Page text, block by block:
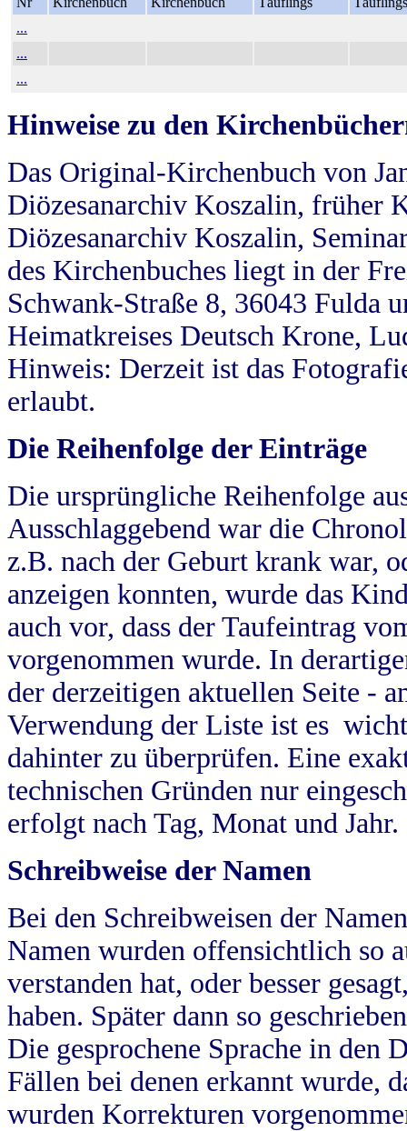
...
...
...
Hinweise zu den
Das Original-Kirchenbuch von
Diözesanarchiv Koszalin, früher
Diözesanarchiv Koszalin,
des Kirchenbuches liegt in der
Schwank-Straße 8, 36043 Fulda
Heimatkreises Deutsch Krone,
Hinweis: Derzeit ist das
erlaubt.
Die Reihenfolge der Einträge
Die ursprüngliche Reihenfolge
Ausschlaggebend war die
z.B. nach der Geburt krank war,
anzeigen konnten, wurde das
auch vor, dass der Taufeintrag
vorgenommen wurde. In
der derzeitigen aktuellen Seite -
Verwendung der Liste ist es
dahinter zu überprüfen. Eine
technischen Gründen nur
erfolgt nach Tag, Monat und Jahr.
Schreibweise der Namen
Bei den Schreibweisen der
Namen wurden offensichtlich so
verstanden hat, oder besser
haben. Später dann so
Die gesprochene Sprache in
Fällen bei denen erkannt wurde,
wurden Korrekturen